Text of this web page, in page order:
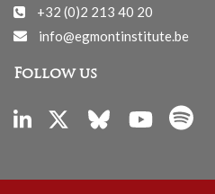
+32 (0)2 213 40 20
info@egmontinstitute.be
Follow us